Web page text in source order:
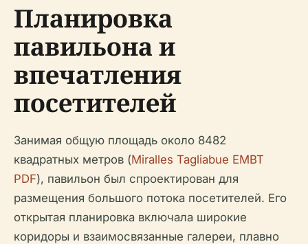
Планировка
павильона и
впечатления
посетителей
Занимая общую площадь около 8482
квадратных метров (Miralles Tagliabue EMBT
PDF), павильон был спроектирован для
размещения большого потока посетителей. Его
открытая планировка включала широкие
коридоры и взаимосвязанные галереи, плавно